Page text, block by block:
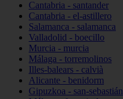
Cantabria - santander
Cantabria - el-astillero
Salamanca - salamanca
Valladolid - boecillo
Murcia - murcia
Málaga - torremolinos
Illes-balears - calvià
Alicante - benidorm
Gipuzkoa - san-sebastián